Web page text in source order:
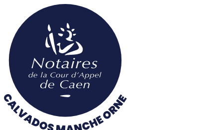
contenu
principal